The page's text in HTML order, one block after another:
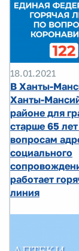
18.01.2021
В Ханты-
Ханты-
районе для
старше 65
вопросам
социального
работает
линия